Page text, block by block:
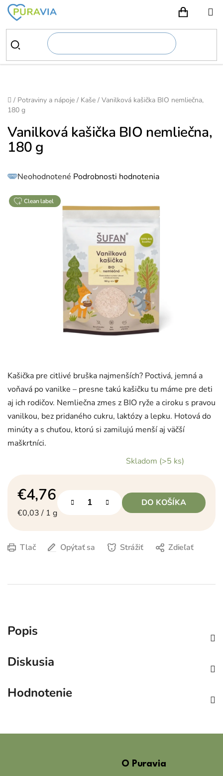
Prejsť
obsah
Domov
/ Potraviny a nápoje / Kaše / Vanilková kašička BIO nemliečna,
180 g
Kašička pre citlivé bruška najmenších? Poctivá, jemná a
voňavá po vanilke – presne takú kašičku tu máme pre deti
aj ich rodičov. Nemliečna zmes z BIO ryže a ciroku s pravou
vanilkou, bez pridaného cukru, laktózy a lepku. Hotová do
minúty a s chuťou, ktorú si zamilujú menší aj väčší
maškrtníci.
Skladom (>5 ks)
€4,76
Jednotková cena:
€0,03 / 1 g
DO KOŠÍKA
Tlač Opýtať sa Strážiť Zdieľať
Vanilková kašička BIO nemliečna,
180 g
Priemerné
hodnotenie
0,0
z
5
Neohodnotené Podrobnosti hodnotenia
clean label
Popis
Diskusia
Hodnotenie
O Puravia